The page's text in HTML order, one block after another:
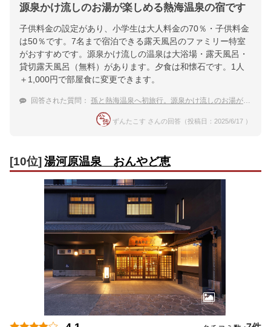
源泉かけ流しのお湯が楽しめる熱海温泉の宿です
子供料金の設定があり、小学生は大人料金の70％・子供料金
は50％です。7名まで宿泊できる露天風呂のファミリー特室
がおすすめです。源泉かけ流しの温泉は大浴場・露天風呂・
貸切露天風呂（無料）があります。夕食は和懐石です。1人
＋1,000円で部屋食に変更できます。
回答された質問： 孫と熱海温泉へ初旅行。源泉かけ流しのお湯が楽しめる温泉宿を教えて
ずんたこす さんの回答（投稿日：2025/6/17 ）
[10位] 湯河原温泉 おんやど恵